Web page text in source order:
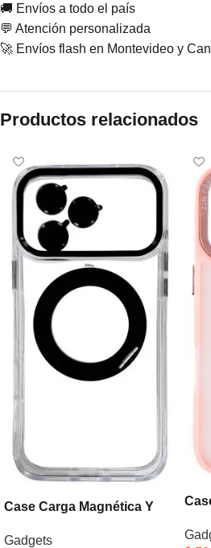
🚚 Envíos a todo el país
💬 Atención personalizada
🚀 Envíos flash en Montevideo y
Productos relacionados
Case Carga Magnética Y
iPhone 17 Pro Negro
Gadgets